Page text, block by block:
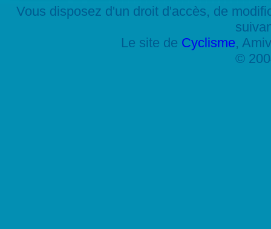
Vous disposez d'un droit d'accès, de
Le site de Cyclisme,
©